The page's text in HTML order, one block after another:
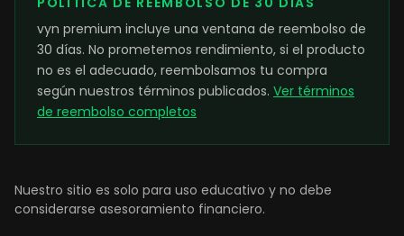
vyn premium incluye una ventana de reembolso de
30 días. No prometemos rendimiento, si el producto
no es el adecuado, reembolsamos tu compra
según nuestros términos publicados. Ver términos
de reembolso completos
Nuestro sitio es solo para uso educativo y no debe
considerarse asesoramiento financiero.